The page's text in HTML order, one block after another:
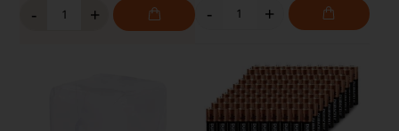
- + - +